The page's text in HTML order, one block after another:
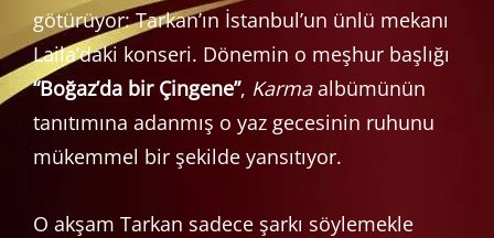
götürüyor: Tarkan’ın İstanbul’un ünlü mekanı
Laila’daki konseri. Dönemin o meşhur başlığı
“Boğaz’da bir Çingene”, Karmaalbümünün
tanıtımına adanmış o yaz gecesinin ruhunu
mükemmel bir şekilde yansıtıyor.
O akşam Tarkan sadece şarkı söylemekle